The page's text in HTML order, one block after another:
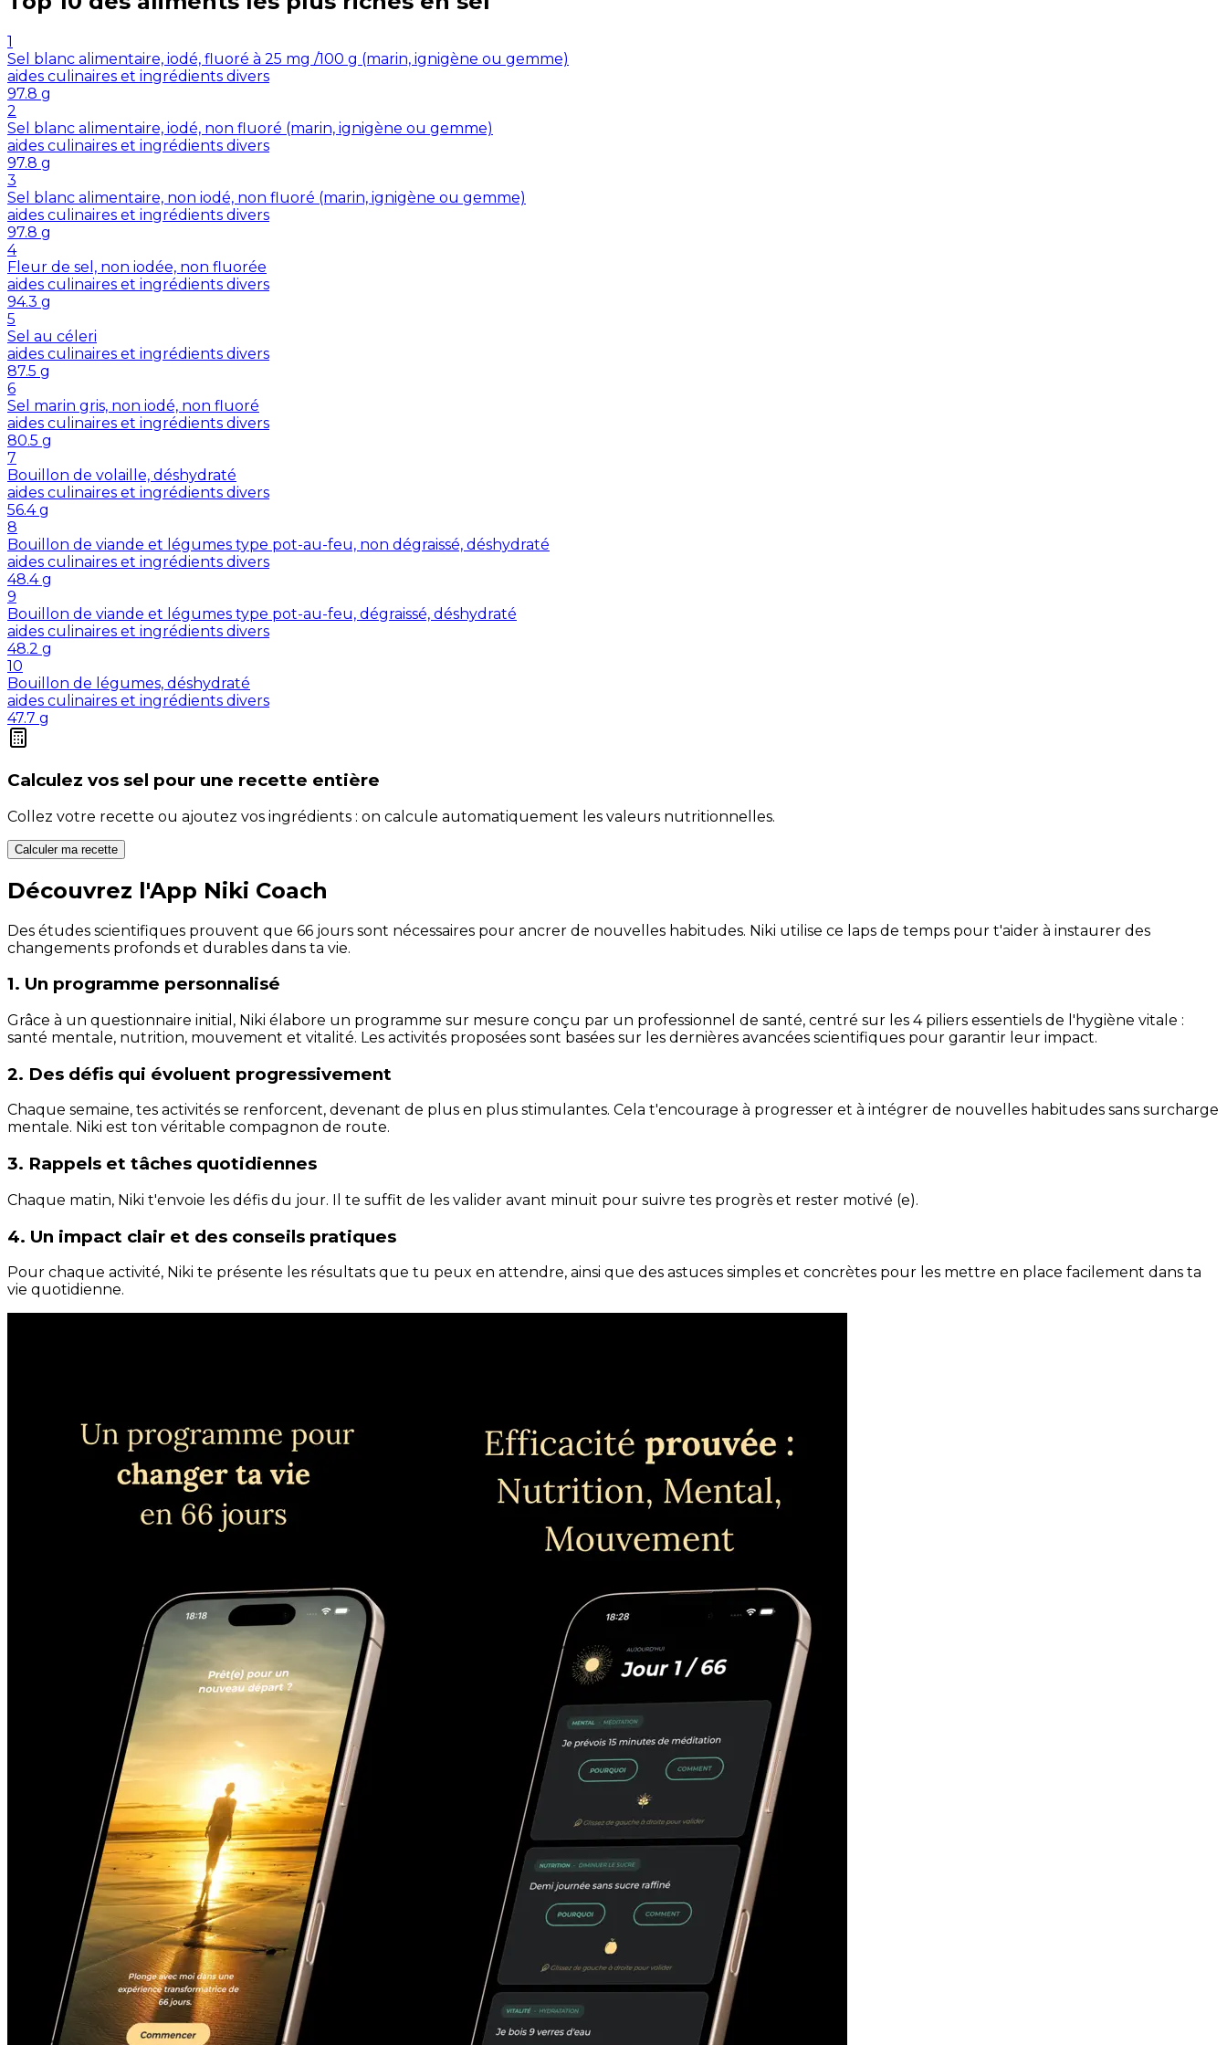
1
Sel blanc alimentaire, iodé, fluoré à 25 mg /100 g (marin, ignigène ou gemme)
aides culinaires et ingrédients divers
97.8 g
2
Sel blanc alimentaire, iodé, non fluoré (marin, ignigène ou gemme)
aides culinaires et ingrédients divers
97.8 g
3
Sel blanc alimentaire, non iodé, non fluoré (marin, ignigène ou gemme)
aides culinaires et ingrédients divers
97.8 g
4
Fleur de sel, non iodée, non fluorée
aides culinaires et ingrédients divers
94.3 g
5
Sel au céleri
aides culinaires et ingrédients divers
87.5 g
6
Sel marin gris, non iodé, non fluoré
aides culinaires et ingrédients divers
80.5 g
7
Bouillon de volaille, déshydraté
aides culinaires et ingrédients divers
56.4 g
8
Bouillon de viande et légumes type pot-au-feu, non dégraissé, déshydraté
aides culinaires et ingrédients divers
48.4 g
9
Bouillon de viande et légumes type pot-au-feu, dégraissé, déshydraté
aides culinaires et ingrédients divers
48.2 g
10
Bouillon de légumes, déshydraté
aides culinaires et ingrédients divers
47.7 g
Calculez vos sel pour une recette entière
Collez votre recette ou ajoutez vos ingrédients : on calcule automatiquement les valeurs nutritionnelles.
Calculer ma recette
Découvrez l'App Niki Coach
Des études scientifiques prouvent que 66 jours sont nécessaires pour ancrer de nouvelles habitudes. Niki utilise ce laps de temps pour t'aider à instaurer des
changements profonds et durables dans ta vie.
1. Un programme personnalisé
Grâce à un questionnaire initial, Niki élabore un programme sur mesure conçu par un professionnel de santé, centré sur les 4 piliers essentiels de l'hygiène vitale :
santé mentale, nutrition, mouvement et vitalité. Les activités proposées sont basées sur les dernières avancées scientifiques pour garantir leur impact.
2. Des défis qui évoluent progressivement
Chaque semaine, tes activités se renforcent, devenant de plus en plus stimulantes. Cela t'encourage à progresser et à intégrer de nouvelles habitudes sans surcharge
mentale. Niki est ton véritable compagnon de route.
3. Rappels et tâches quotidiennes
Chaque matin, Niki t'envoie les défis du jour. Il te suffit de les valider avant minuit pour suivre tes progrès et rester motivé (e).
4. Un impact clair et des conseils pratiques
Pour chaque activité, Niki te présente les résultats que tu peux en attendre, ainsi que des astuces simples et concrètes pour les mettre en place facilement dans ta
vie quotidienne.